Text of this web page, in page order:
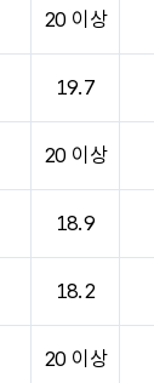
20 이상
19.7
20 이상
18.9
18.2
20 이상